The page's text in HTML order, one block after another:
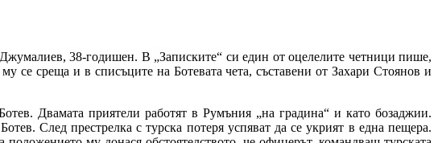
38-годишен. В „Записките“ си един от оцелелите четници пише,
се среща и в списъците на Ботевата чета, съставени от Захари Стоянов и
Двамата приятели работят в Румъния „на градина“ и като бозаджии.
След престрелка с турска потеря успяват да се укрият в една пещера.